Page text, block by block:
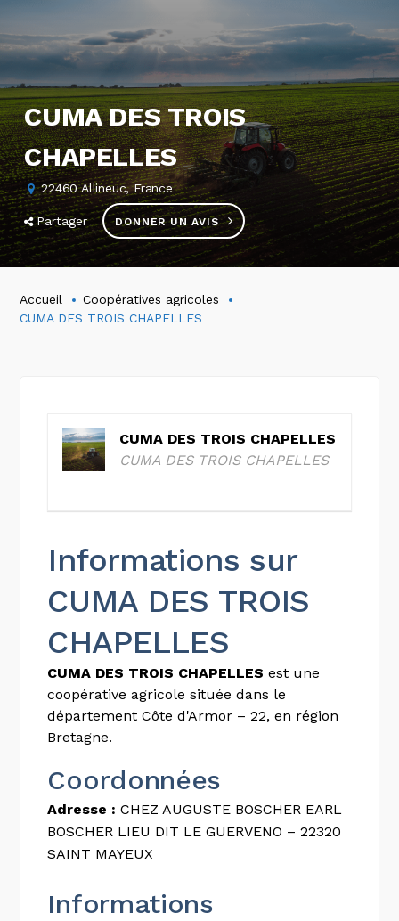
CUMA DES TROIS
CHAPELLES
22460 Allineuc, France
Partager DONNER UN AVIS
Accueil
Coopératives agricoles
CUMA DES TROIS CHAPELLES
CUMA DES TROIS CHAPELLES
CUMA DES TROIS CHAPELLES
Informations sur
CUMA DES TROIS
CHAPELLES
CUMA DES TROIS CHAPELLES est une
coopérative agricole située dans le
département Côte d'Armor – 22, en région
Bretagne.
Coordonnées
Adresse : CHEZ AUGUSTE BOSCHER EARL
BOSCHER LIEU DIT LE GUERVENO – 22320
SAINT MAYEUX
Informations